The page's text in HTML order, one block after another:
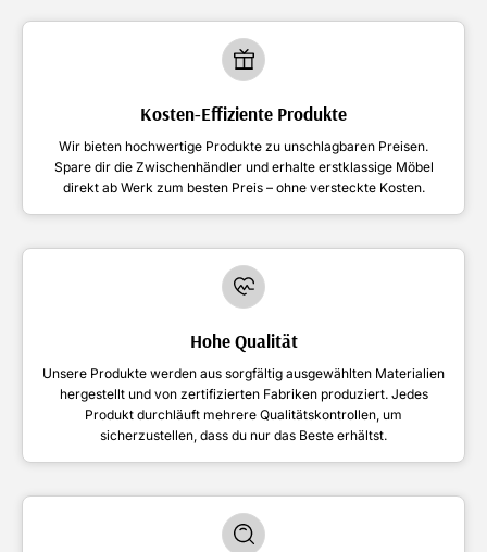
Kosten-Effiziente Produkte
Wir bieten hochwertige Produkte zu unschlagbaren Preisen.
Spare dir die Zwischenhändler und erhalte erstklassige Möbel
direkt ab Werk zum besten Preis – ohne versteckte Kosten.
Hohe Qualität
Unsere Produkte werden aus sorgfältig ausgewählten Materialien
hergestellt und von zertifizierten Fabriken produziert. Jedes
Produkt durchläuft mehrere Qualitätskontrollen, um
sicherzustellen, dass du nur das Beste erhältst.